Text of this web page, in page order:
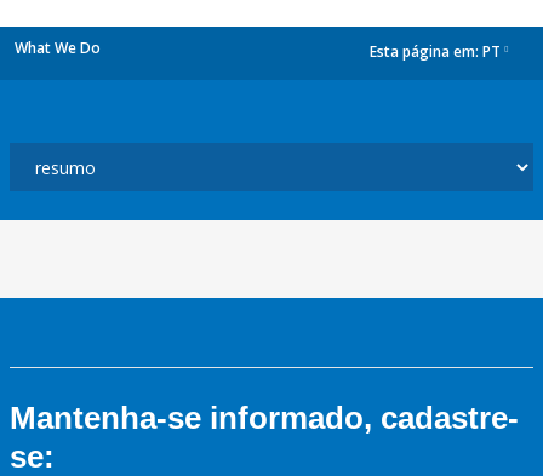
What We Do Esta página em: PT
Mantenha-se informado, cadastre-
se: